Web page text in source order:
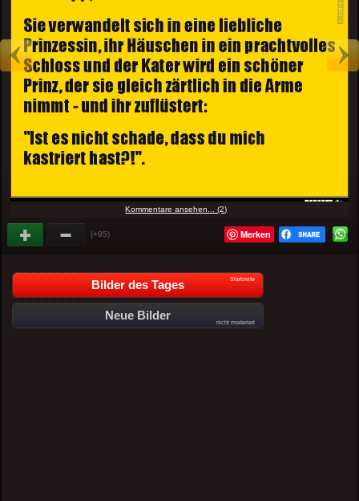
Kommentare ansehen... (2)
(+95) Merken
Bilder des Tages Startseite
Neue Bilder
nicht moderiert